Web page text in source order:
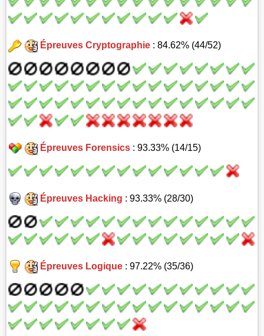
Épreuves Cryptographie: 84.62% (44/52)
Épreuves Forensics: 93.33% (14/15)
Épreuves Hacking : 93.33% (28/30)
Épreuves Logique: 97.22% (35/36)